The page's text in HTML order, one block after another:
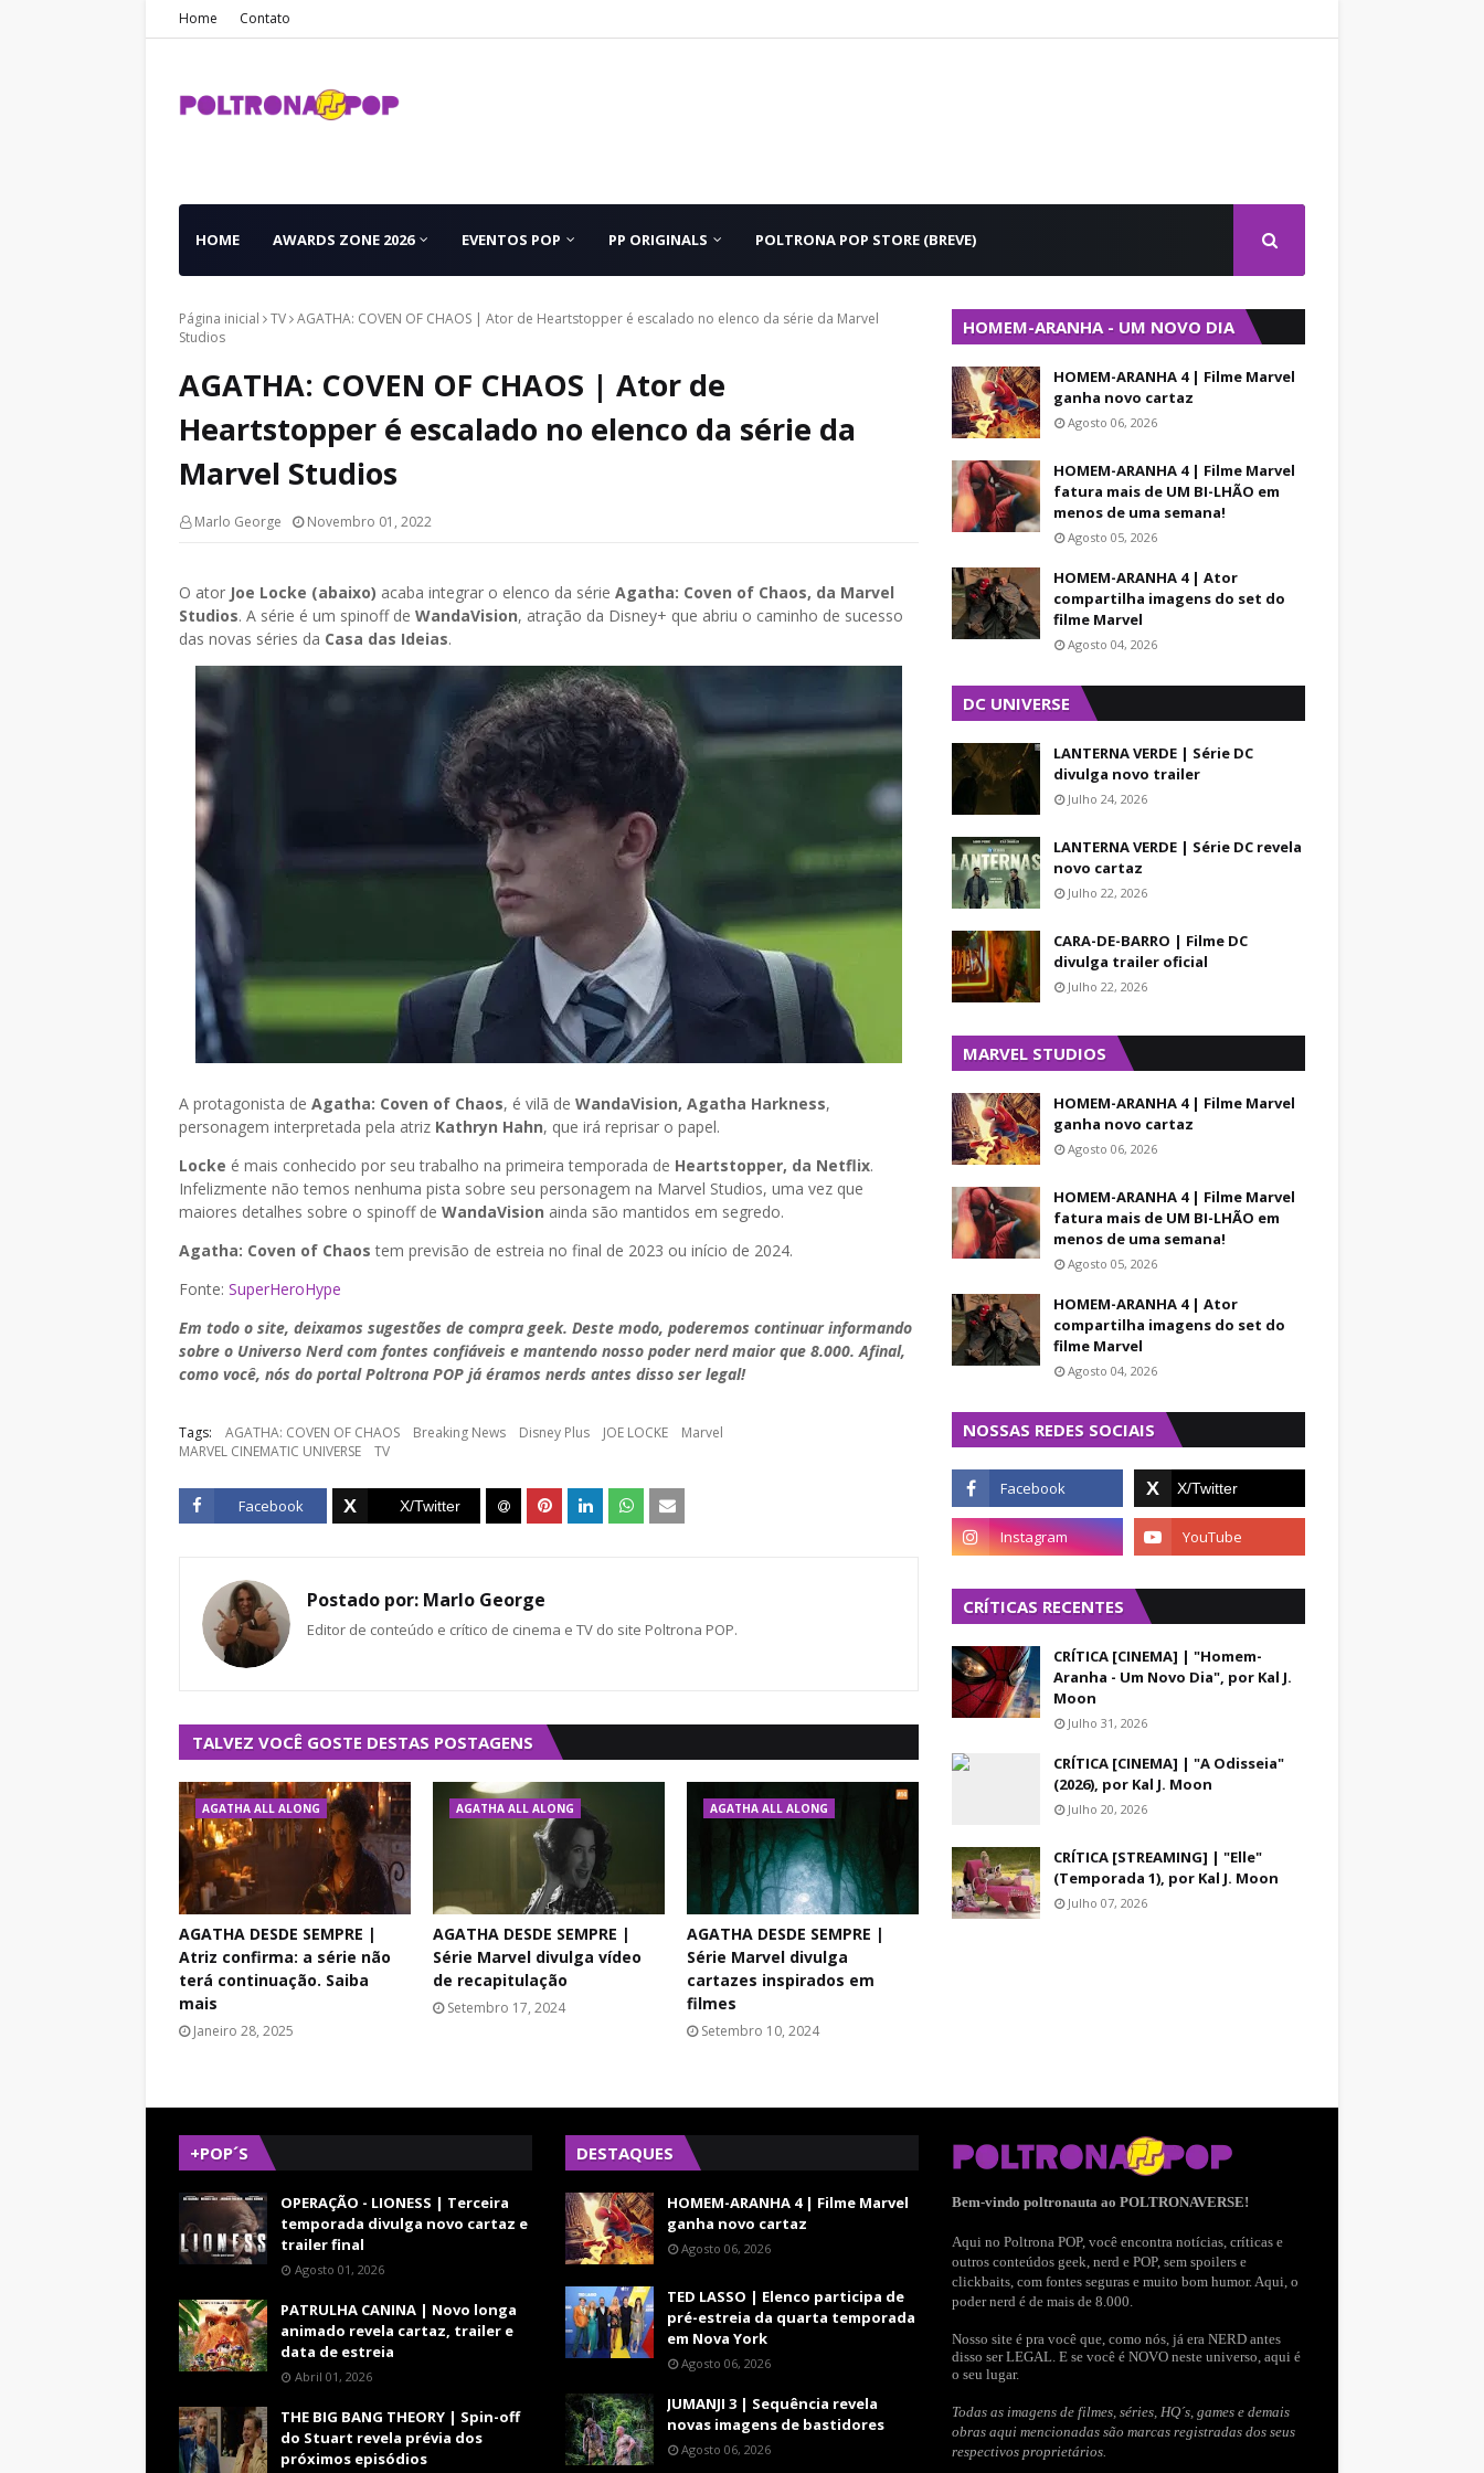
Home Contato
HOME AWARDS ZONE 2026 EVENTOS POP PP ORIGINALS POLTRONA POP STORE (BREVE)
Página inicial TV AGATHA: COVEN OF CHAOS | Ator de Heartstopper é escalado no elenco da série da Marvel
Studios
AGATHA: COVEN OF CHAOS | Ator de
Heartstopper é escalado no elenco da série da
Marvel Studios
Marlo George Novembro 01, 2022
O ator Joe Locke (abaixo) acaba integrar o elenco da série Agatha: Coven of Chaos, da Marvel
Studios. A série é um spinoff de WandaVision, atração da Disney+ que abriu o caminho de sucesso
das novas séries da Casa das Ideias.
A protagonista de Agatha: Coven of Chaos, é vilã de WandaVision, Agatha Harkness,
personagem interpretada pela atriz Kathryn Hahn, que irá reprisar o papel.
Locke é mais conhecido por seu trabalho na primeira temporada de Heartstopper, da Netflix.
Infelizmente não temos nenhuma pista sobre seu personagem na Marvel Studios, uma vez que
maiores detalhes sobre o spinoff de WandaVision ainda são mantidos em segredo.
Agatha: Coven of Chaos tem previsão de estreia no final de 2023 ou início de 2024.
Fonte: SuperHeroHype
Em todo o site, deixamos sugestões de compra geek. Deste modo, poderemos continuar informando
sobre o Universo Nerd com fontes confiáveis e mantendo nosso poder nerd maior que 8.000. Afinal,
como você, nós do portal Poltrona POP já éramos nerds antes disso ser legal!
Tags: AGATHA: COVEN OF CHAOS Breaking News Disney Plus JOE LOCKE
Marvel
MARVEL CINEMATIC UNIVERSE
TV
Facebook
Postado por: Marlo George
Editor de conteúdo e crítico de cinema e TV do site Poltrona POP.
TALVEZ VOCÊ GOSTE DESTAS POSTAGENS
AGATHA ALL ALONG
AGATHA DESDE SEMPRE |
Atriz confirma: a série não
terá continuação. Saiba
mais
Janeiro 28, 2025
AGATHA ALL ALONG
AGATHA DESDE SEMPRE |
Série Marvel divulga vídeo
de recapitulação
Setembro 17, 2024
AGATHA ALL ALONG
AGATHA DESDE SEMPRE |
Série Marvel divulga
cartazes inspirados em
filmes
Setembro 10, 2024
HOMEM-ARANHA - UM NOVO DIA
HOMEM-ARANHA 4 | Filme Marvel
ganha novo cartaz
Agosto 06, 2026
HOMEM-ARANHA 4 | Filme Marvel
fatura mais de UM BI-LHÃO em
menos de uma semana!
Agosto 05, 2026
HOMEM-ARANHA 4 | Ator
compartilha imagens do set do
filme Marvel
Agosto 04, 2026
DC UNIVERSE
LANTERNA VERDE | Série DC
divulga novo trailer
Julho 24, 2026
LANTERNA VERDE | Série DC revela
novo cartaz
Julho 22, 2026
CARA-DE-BARRO | Filme DC
divulga trailer oficial
Julho 22, 2026
MARVEL STUDIOS
HOMEM-ARANHA 4 | Filme Marvel
ganha novo cartaz
Agosto 06, 2026
HOMEM-ARANHA 4 | Filme Marvel
fatura mais de UM BI-LHÃO em
menos de uma semana!
Agosto 05, 2026
HOMEM-ARANHA 4 | Ator
compartilha imagens do set do
filme Marvel
Agosto 04, 2026
NOSSAS REDES SOCIAIS
CRÍTICAS RECENTES
CRÍTICA [CINEMA] | "Homem-
Aranha - Um Novo Dia", por Kal J.
Moon
Julho 31, 2026
CRÍTICA [CINEMA] | "A Odisseia"
(2026), por Kal J. Moon
Julho 20, 2026
CRÍTICA [STREAMING] | "Elle"
(Temporada 1), por Kal J. Moon
Julho 07, 2026
+POP´S
OPERAÇÃO - LIONESS | Terceira
temporada divulga novo cartaz e
trailer final
Agosto 01, 2026
PATRULHA CANINA | Novo longa
animado revela cartaz, trailer e
data de estreia
Abril 01, 2026
THE BIG BANG THEORY | Spin-off
do Stuart revela prévia dos
próximos episódios
DESTAQUES
HOMEM-ARANHA 4 | Filme Marvel
ganha novo cartaz
Agosto 06, 2026
TED LASSO | Elenco participa de
pré-estreia da quarta temporada
em Nova York
Agosto 06, 2026
JUMANJI 3 | Sequência revela
novas imagens de bastidores
Agosto 06, 2026
Bem-vindo poltronauta ao POLTRONAVERSE!
Aqui no Poltrona POP, você encontra notícias, críticas e
outros conteúdos geek, nerd e POP, sem spoilers e
clickbaits, com fontes seguras e muito bom humor. Aqui, o
poder nerd é de mais de 8.000.
Nosso site é pra você que, como nós, já era NERD antes
disso ser LEGAL. E se você é NOVO neste universo, aqui é
o seu lugar.
Todas as imagens de filmes, séries, HQ´s, games e demais
obras aqui mencionadas são marcas registradas dos seus
respectivos proprietários.